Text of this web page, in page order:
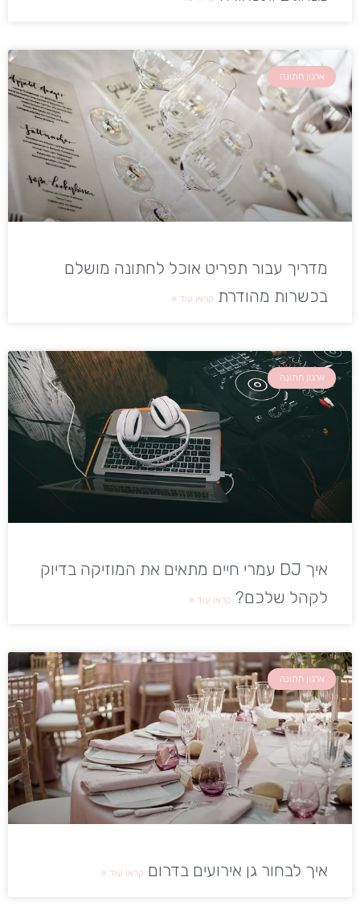
ארגון חתונה
מדריך עבור תפריט אוכל לחתונה מושלם
בכשרות מהודרת קראו עוד »
ארגון חתונה
איך DJ עמרי חיים מתאים את המוזיקה בדיוק
לקהל שלכם? קראו עוד »
ארגון חתונה
איך לבחור גן אירועים בדרום קראו עוד »